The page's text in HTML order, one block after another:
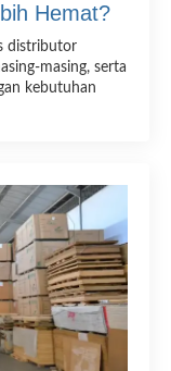
Hemat?
distributor
masing, serta
kebutuhan